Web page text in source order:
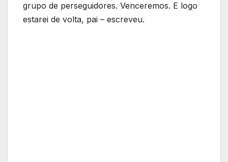
grupo de perseguidores. Venceremos. E logo
estarei de volta, pai – escreveu.